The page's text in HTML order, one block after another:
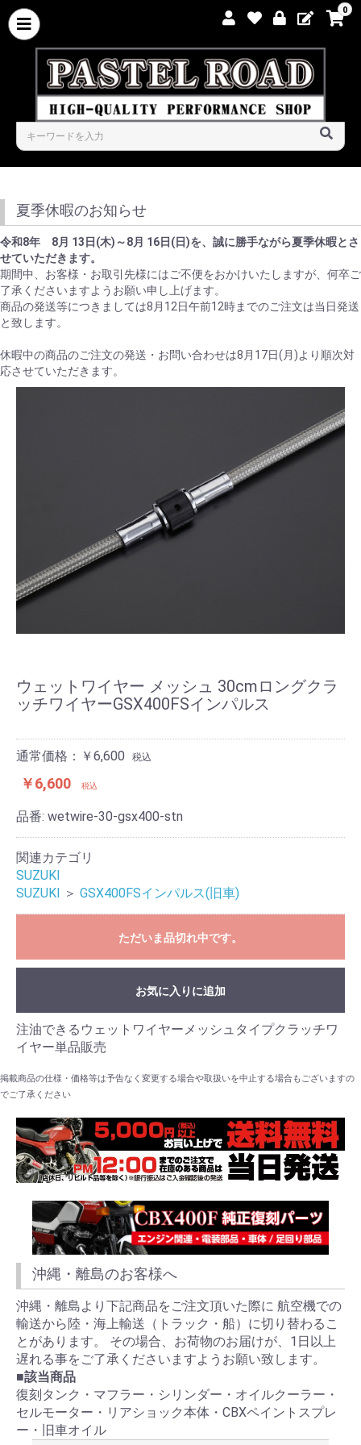
0
夏季休暇のお知らせ
令和8年 8月 13日(木)～8月 16日(日)を、誠に勝手ながら夏季休暇とさ
せていただきます。
期間中、お客様・お取引先様にはご不便をおかけいたしますが、何卒ご
了承くださいますようお願い申し上げます。
商品の発送等につきましては8月12日午前12時までのご注文は当日発送
と致します。
休暇中の商品のご注文の発送・お問い合わせは8月17日(月)より順次対
応させていただきます。
ウェットワイヤー メッシュ 30cmロングクラ
ッチワイヤーGSX400FSインパルス
通常価格：￥6,600 税込
￥6,600 税込
品番: wetwire-30-gsx400-stn
関連カテゴリ
SUZUKI
SUZUKI
＞ GSX400FSインパルス(旧車)
ただいま品切れ中です。
お気に入りに追加
注油できるウェットワイヤーメッシュタイプクラッチワ
イヤー単品販売
掲載商品の仕様・価格等は予告なく変更する場合や取扱いを中止する場合もございますの
でご了承ください
沖縄・離島のお客様へ
沖縄・離島より下記商品をご注文頂いた際に 航空機での
輸送から陸・海上輸送（トラック・船）に切り替わるこ
とがあります。 その場合、お荷物のお届けが、1日以上
遅れる事をご了承くださいますようお願い致します。
■該当商品
復刻タンク・マフラー・シリンダー・オイルクーラー・
セルモーター・リアショック本体・CBXペイントスプレ
ー・旧車オイル